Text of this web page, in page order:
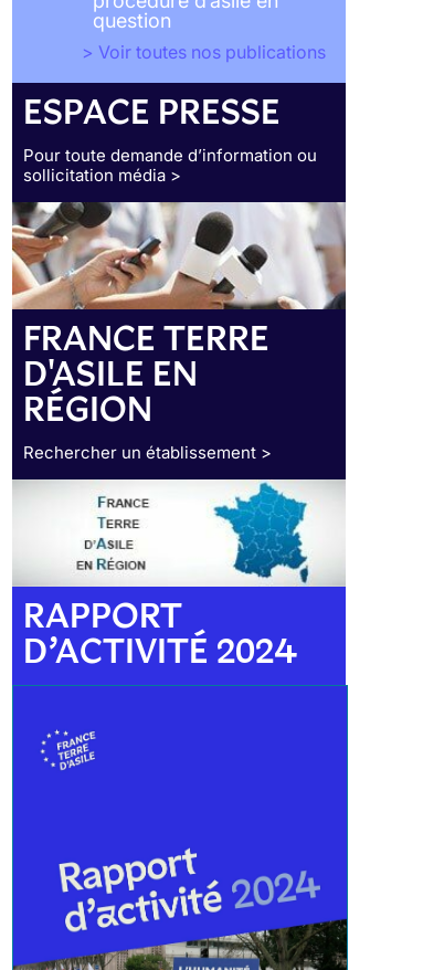
question
> Voir toutes nos publications
ESPACE PRESSE
Pour toute demande d’information ou
sollicitation média >
FRANCE TERRE
D'ASILE EN
RÉGION
Rechercher un établissement >
RAPPORT
D’ACTIVITÉ 2024